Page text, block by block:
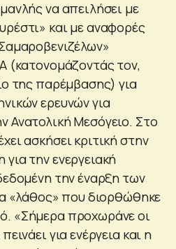
να απειλήσει με
και με αναφορές
(κατονομάζοντάς τον,
της παρέμβασης) για
ερευνών για
Ανατολική Μεσόγειο. Στο
ασκήσει κριτική στην
την ενεργειακή
την έναρξη των
«λάθος» που διορθώθηκε
«Σήμερα προχωράνε οι
για ενέργεια και η